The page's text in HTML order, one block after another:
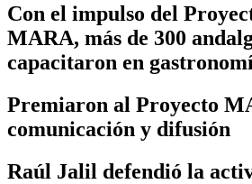
Con el impulso del
MARA, más de 300
capacitaron en
Premiaron al Proyecto
comunicación y difusión
Raúl Jalil defendió la